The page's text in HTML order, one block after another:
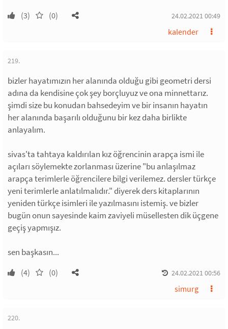
(3) (0) 24.02.2021 00:49
kalender
219.
bizler hayatımızın her alanında olduğu gibi geometri dersi
adına da kendisine çok şey borçluyuz ve ona minnettarız.
şimdi size bu konudan bahsedeyim ve bir insanın hayatın
her alanında başarılı olduğunu bir kez daha birlikte
anlayalım.
sivas'ta tahtaya kaldırılan kız öğrencinin arapça ismi ile
açıları söylemekte zorlanması üzerine "bu anlaşılmaz
arapça terimlerle öğrencilere bilgi verilemez. dersler türkçe
yeni terimlerle anlatılmalıdır." diyerek ders kitaplarının
yeniden türkçe isimleri ile yazılmasını istemiş. ve bizler
bugün onun sayesinde kaim zaviyeli müsellesten dik üçgene
geçiş yapmışız.
sen başkasın...
(4) (0) 24.02.2021 00:56
simurg
220.